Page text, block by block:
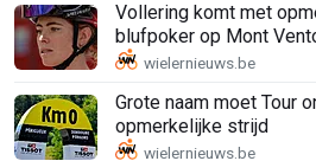
Vollering komt met
blufpoker op Mont
Grote naam moet Tour
opmerkelijke strijd